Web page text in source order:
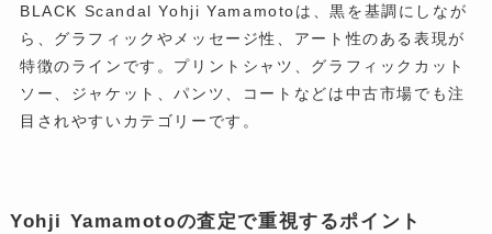
BLACK Scandal Yohji Yamamotoは、黒を基調にしなが
ら、グラフィックやメッセージ性、アート性のある表現が
特徴のラインです。プリントシャツ、グラフィックカット
ソー、ジャケット、パンツ、コートなどは中古市場でも注
目されやすいカテゴリーです。
Yohji Yamamotoの査定で重視するポイント